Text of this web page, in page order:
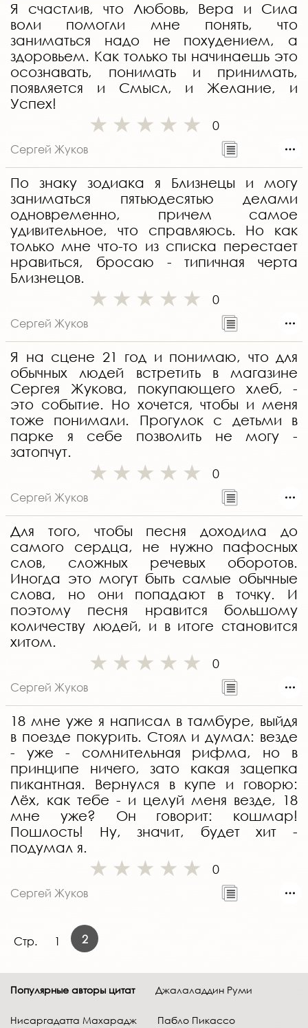
Я счастлив, что Любовь, Вера и Сила
воли помогли мне понять, что
заниматься надо не похудением, а
здоровьем. Как только ты начинаешь это
осознавать, понимать и принимать,
появляется и Смысл, и Желание, и
Успех!
0
Сергей Жуков
По знаку зодиака я Близнецы и могу
заниматься пятьюдесятью делами
одновременно, причем самое
удивительное, что справляюсь. Но как
только мне что-то из списка перестает
нравиться, бросаю - типичная черта
Близнецов.
0
Сергей Жуков
Я на сцене 21 год и понимаю, что для
обычных людей встретить в магазине
Сергея Жукова, покупающего хлеб, -
это событие. Но хочется, чтобы и меня
тоже понимали. Прогулок с детьми в
парке я себе позволить не могу -
затопчут.
0
Сергей Жуков
Для того, чтобы песня доходила до
самого сердца, не нужно пафосных
слов, сложных речевых оборотов.
Иногда это могут быть самые обычные
слова, но они попадают в точку. И
поэтому песня нравится большому
количеству людей, и в итоге становится
хитом.
0
Сергей Жуков
18 мне уже я написал в тамбуре, выйдя
в поезде покурить. Стоял и думал: везде
- уже - сомнительная рифма, но в
принципе ничего, зато какая зацепка
пикантная. Вернулся в купе и говорю:
Лёх, как тебе - и целуй меня везде, 18
мне уже? Он говорит: кошмар!
Пошлость! Ну, значит, будет хит -
подумал я.
0
Сергей Жуков
Стр. 1 2
Популярные авторы цитат Джалаладдин Руми
Нисаргадатта Махарадж Пабло Пикассо